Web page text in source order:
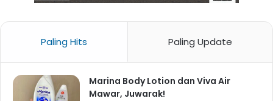
Paling Hits Paling Update
Marina Body Lotion dan Viva Air
Mawar, Juwarak!